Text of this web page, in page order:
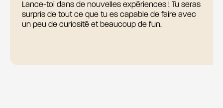
Lance-toi dans de nouvelles expériences ! Tu seras
surpris de tout ce que tu es capable de faire avec
un peu de curiosité et beaucoup de fun.